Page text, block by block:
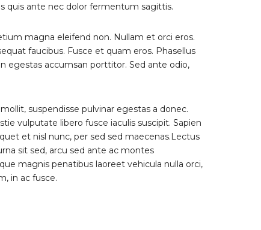
quis ante nec dolor fermentum sagittis.
magna eleifend non. Nullam et orci eros.
faucibus. Fusce et quam eros. Phasellus
egestas accumsan porttitor. Sed ante odio,
suspendisse pulvinar egestas a donec.
vulputate libero fusce iaculis suscipit. Sapien
et nisl nunc, per sed sed maecenas.Lectus
sit sed, arcu sed ante ac montes
magnis penatibus laoreet vehicula nulla orci,
in ac fusce.